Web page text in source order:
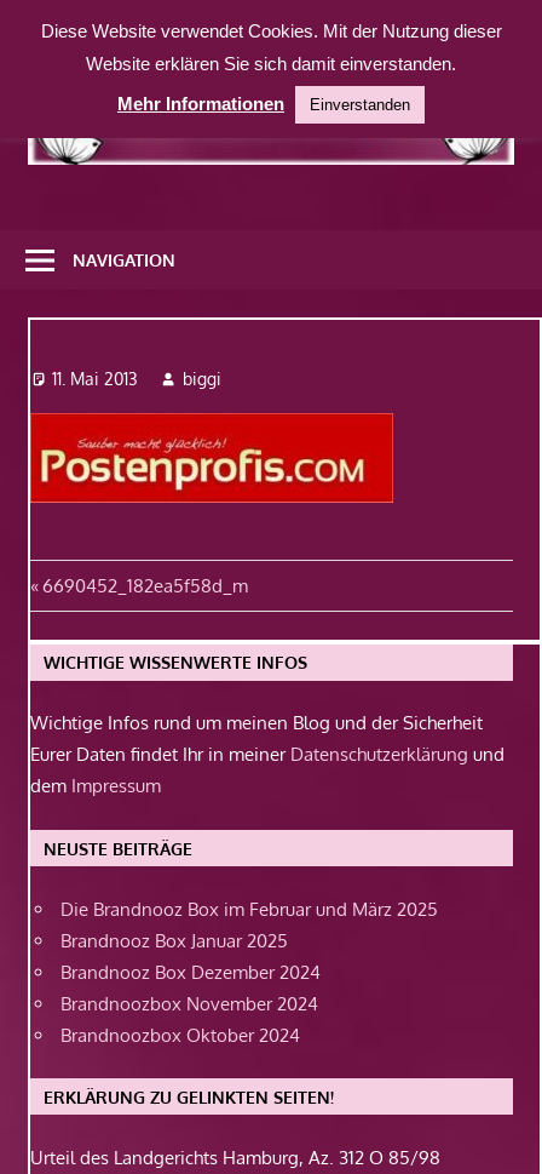
Inhalt
weitere
Website
NAVIGATION
11. Mai 2013 biggi
Beitragsnavigation
Vorheriger
Beitrag:
6690452_182ea5f58d_m
WICHTIGE WISSENWERTE INFOS
Wichtige Infos rund um meinen Blog und der Sicherheit
Eurer Daten findet Ihr in meiner Datenschutzerklärung und
dem Impressum
NEUSTE BEITRÄGE
Die Brandnooz Box im Februar und März 2025
Brandnooz Box Januar 2025
Brandnooz Box Dezember 2024
Brandnoozbox November 2024
Brandnoozbox Oktober 2024
ERKLÄRUNG ZU GELINKTEN SEITEN!
Urteil des Landgerichts Hamburg, Az. 312 O 85/98
Diese Website verwendet Cookies. Mit der Nutzung dieser
Website erklären Sie sich damit einverstanden.
Mehr Informationen
Einverstanden